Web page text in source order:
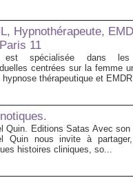
Hypnothérapeute,
11
est spécialisée dans les
centrées sur la femme
hypnose thérapeutique et
Quin. Editions Satas Avec son
Quin nous invite à
histoires cliniques, so...